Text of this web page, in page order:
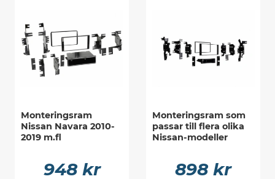
Monteringsram
Nissan Navara 2010-
2019 m.fl
948 kr
Monteringsram som
passar till flera olika
Nissan-modeller
898 kr